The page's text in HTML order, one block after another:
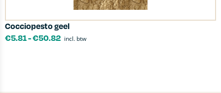
Cocciopesto geel
€5.81-€50.82 incl. btw